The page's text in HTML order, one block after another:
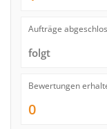
Aufträge
folgt
Bewertungen
0